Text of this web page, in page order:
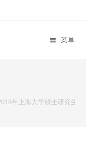
菜单
年上海大学硕士研究生